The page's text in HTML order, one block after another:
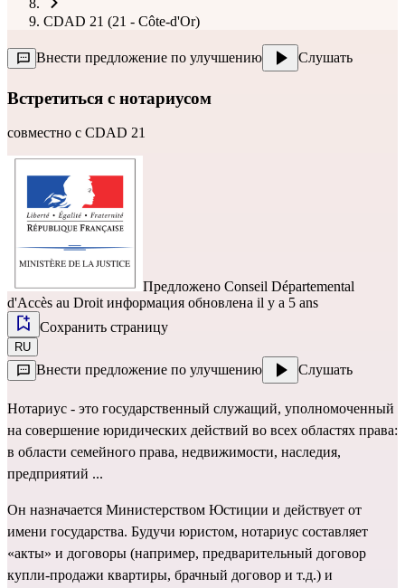
CDAD 21 (21 - Côte-d'Or)
Внести предложение по улучшению Слушать
Встретиться с нотариусом
совместно с CDAD 21
Предложено Conseil Départemental
d'Accès au Droit информация обновлена il y a 5 ans
Сохранить страницу
RU
Внести предложение по улучшению Слушать
Нотариус - это государственный служащий, уполномоченный
на совершение юридических действий во всех областях права:
в области семейного права, недвижимости, наследия,
предприятий ...
Он назначается Министерством Юстиции и действует от
имени государства. Будучи юристом, нотариус составляет
«акты» и договоры (например, предварительный договор
купли-продажи квартиры, брачный договор и т.д.) и